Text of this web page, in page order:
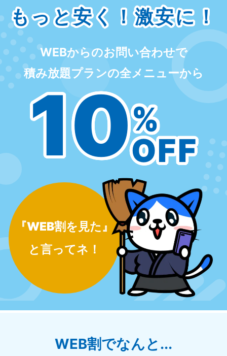
もっと安く！激安に！
WEBからのお問い合わせで
積み放題プランの全メニューから
10%
OFF
『WEB割を見た』
と言ってネ！
WEB割でなんと...